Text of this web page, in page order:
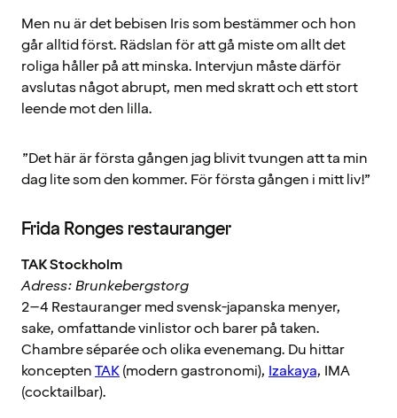
Men nu är det bebisen Iris som bestämmer och hon
går alltid först. Rädslan för att gå miste om allt det
roliga håller på att minska. Intervjun måste därför
avslutas något abrupt, men med skratt och ett stort
leende mot den lilla.
”Det här är första gången jag blivit tvungen att ta min
dag lite som den kommer. För första gången i mitt liv!”
Frida Ronges restauranger
TAK Stockholm
Adress: Brunkebergstorg
2–4 Restauranger med svensk-japanska menyer,
sake, omfattande vinlistor och barer på taken.
Chambre séparée och olika evenemang. Du hittar
konceptenTAK(modern gastronomi), Izakaya, IMA
(cocktailbar).